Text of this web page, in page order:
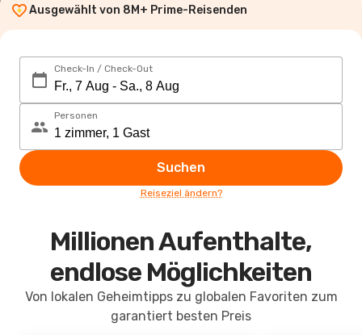
Ausgewählt von 8M+ Prime-Reisenden
Check-In / Check-Out
Personen
Suchen
Reiseziel ändern?
Millionen Aufenthalte,
endlose Möglichkeiten
Von lokalen Geheimtipps zu globalen Favoriten zum
garantiert besten Preis